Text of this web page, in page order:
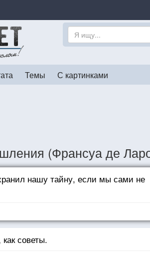
Темы С картинками
(Франсуа де
нашу тайну, если мы сами не
советы.